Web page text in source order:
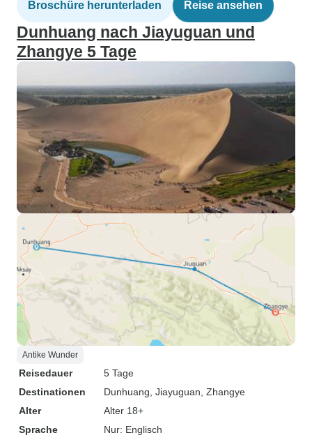
Broschüre herunterladen Reise ansehen
Dunhuang nach Jiayuguan und
Zhangye 5 Tage
Antike Wunder
Reisedauer
5 Tage
Destinationen
Dunhuang , Jiayuguan , Zhangye
Alter
Alter 18+
Sprache
Nur: Englisch